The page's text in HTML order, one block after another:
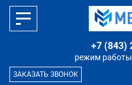
режим
+7 (843)
ЗАКАЗАТЬ ЗВОНОК